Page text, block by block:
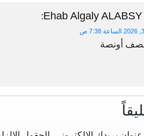
Ehab Algaly ALABSY
:
أونصة